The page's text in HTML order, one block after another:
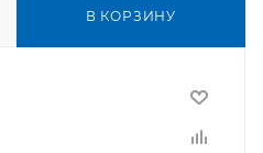
В КОРЗИНУ